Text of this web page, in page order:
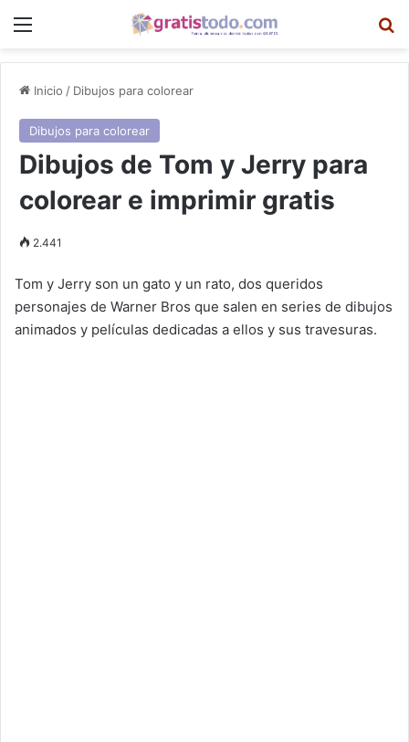
Menú
Inicio / Dibujos para colorear
Dibujos para colorear
Dibujos de Tom y Jerry para
colorear e imprimir gratis
2.441
Tom y Jerry son un gato y un rato, dos queridos
personajes de Warner Bros que salen en series de dibujos
animados y películas dedicadas a ellos y sus travesuras.